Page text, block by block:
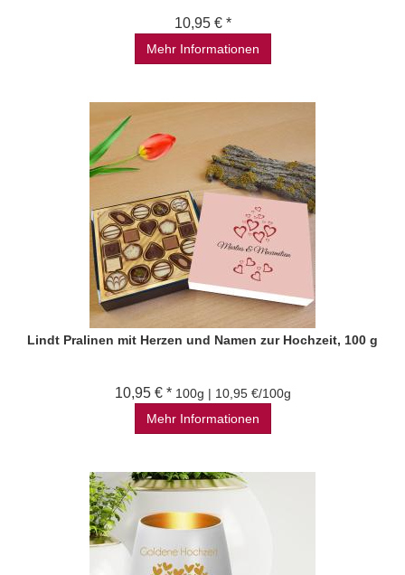
10,95 € *
Mehr Informationen
Lindt Pralinen mit Herzen und Namen zur Hochzeit, 100 g
10,95 € * 100g | 10,95 €/100g
Mehr Informationen